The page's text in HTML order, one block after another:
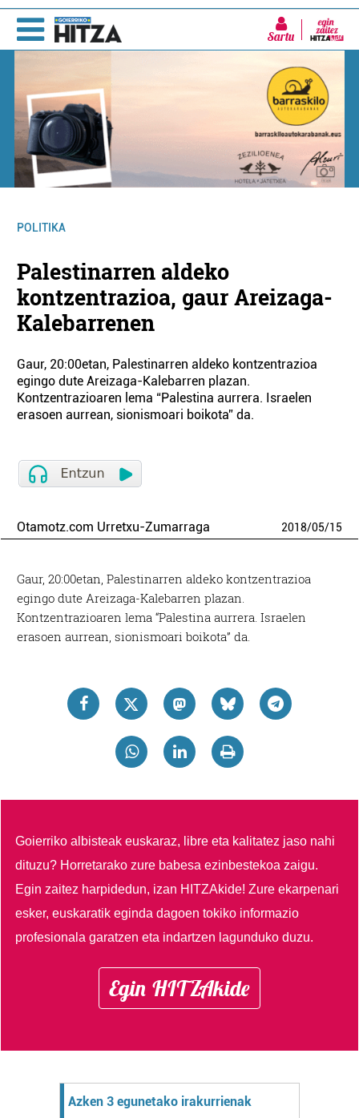
Sartu
POLITIKA
Palestinarren aldeko
kontzentrazioa, gaur Areizaga-
Kalebarrenen
Gaur, 20:00etan, Palestinarren aldeko kontzentrazioa
egingo dute Areizaga-Kalebarren plazan.
Kontzentrazioaren lema “Palestina aurrera. Israelen
erasoen aurrean, sionismoari boikota” da.
Otamotz.com Urretxu-Zumarraga 2018/05/15
Gaur, 20:00etan, Palestinarren aldeko kontzentrazioa
egingo dute Areizaga-Kalebarren plazan.
Kontzentrazioaren lema “Palestina aurrera. Israelen
erasoen aurrean, sionismoari boikota” da.
Goierriko albisteak euskaraz, libre eta kalitatez jaso nahi
dituzu? Horretarako zure babesa ezinbestekoa zaigu.
Egin zaitez harpidedun, izan HITZAkide!Zure ekarpenari
esker, euskaratik eginda dagoen tokiko informazio
profesionala garatzen eta indartzen lagunduko duzu.
Egin HITZAkide
Azken 3 egunetako irakurrienak